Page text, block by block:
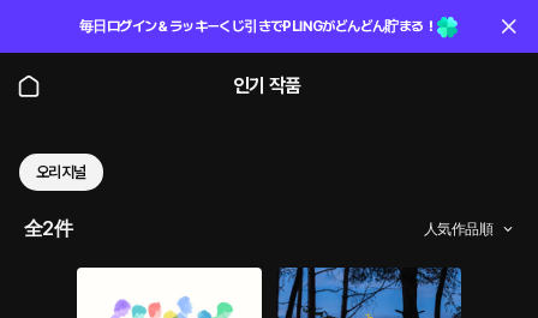
毎日ログイン＆ラッキーくじ引きでPLINGがどんどん貯まる！
인기 작품
오리지널
全2件 人気作品順